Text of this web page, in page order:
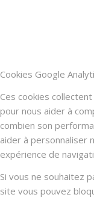
Cookies Google
Ces cookies
pour nous aider à
combien son
aider à personnaliser
expérience de
Si vous ne souhaitez
site vous pouvez